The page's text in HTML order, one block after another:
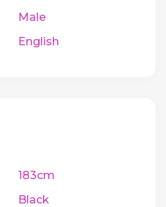
Male
English
183cm
Black